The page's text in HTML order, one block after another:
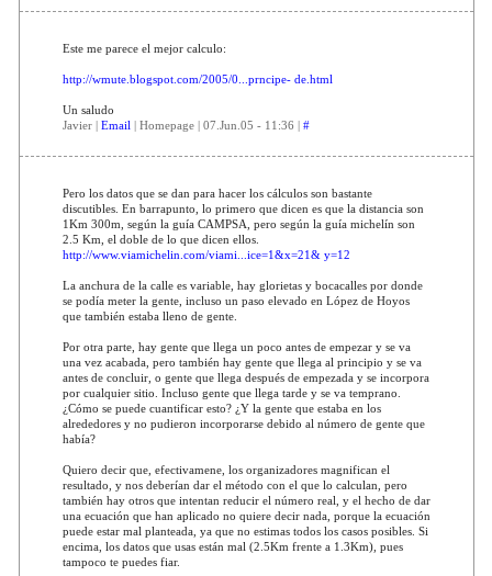
Este me parece el mejor calculo:
http://wmute.blogspot.com/2005/0...prncipe- de.html
Un saludo
Javier | Email | Homepage | 07.Jun.05 - 11:36 | #
Pero los datos que se dan para hacer los cálculos son bastante
discutibles. En barrapunto, lo primero que dicen es que la distancia son
1Km 300m, según la guía CAMPSA, pero según la guía michelín son
2.5 Km, el doble de lo que dicen ellos.
http://www.viamichelin.com/viami...ice=1&x=21& y=12
La anchura de la calle es variable, hay glorietas y bocacalles por donde
se podía meter la gente, incluso un paso elevado en López de Hoyos
que también estaba lleno de gente.
Por otra parte, hay gente que llega un poco antes de empezar y se va
una vez acabada, pero también hay gente que llega al principio y se va
antes de concluir, o gente que llega después de empezada y se incorpora
por cualquier sitio. Incluso gente que llega tarde y se va temprano.
¿Cómo se puede cuantificar esto? ¿Y la gente que estaba en los
alrededores y no pudieron incorporarse debido al número de gente que
había?
Quiero decir que, efectivamene, los organizadores magnifican el
resultado, y nos deberían dar el método con el que lo calculan, pero
también hay otros que intentan reducir el número real, y el hecho de dar
una ecuación que han aplicado no quiere decir nada, porque la ecuación
puede estar mal planteada, ya que no estimas todos los casos posibles. Si
encima, los datos que usas están mal (2.5Km frente a 1.3Km), pues
tampoco te puedes fiar.